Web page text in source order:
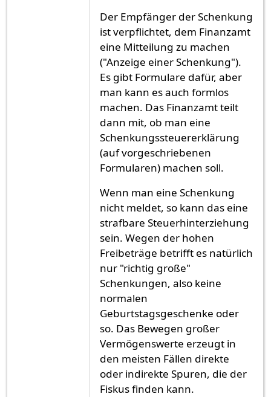
Der Empfänger der Schenkung
ist verpflichtet, dem Finanzamt
eine Mitteilung zu machen
("Anzeige einer Schenkung").
Es gibt Formulare dafür, aber
man kann es auch formlos
machen. Das Finanzamt teilt
dann mit, ob man eine
Schenkungssteuererklärung
(auf vorgeschriebenen
Formularen) machen soll.
Wenn man eine Schenkung
nicht meldet, so kann das eine
strafbare Steuerhinterziehung
sein. Wegen der hohen
Freibeträge betrifft es natürlich
nur "richtig große"
Schenkungen, also keine
normalen
Geburtstagsgeschenke oder
so. Das Bewegen großer
Vermögenswerte erzeugt in
den meisten Fällen direkte
oder indirekte Spuren, die der
Fiskus finden kann.